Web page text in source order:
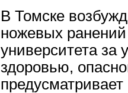
В Томске
ножевых ранений
университета за
здоровью,